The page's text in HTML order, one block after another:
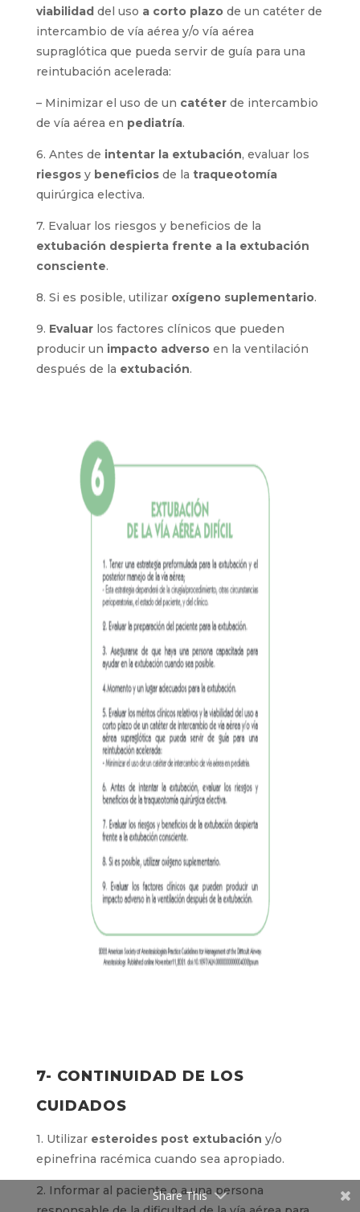
viabilidad del uso a corto plazode un catéter de
intercambio de vía aérea y/o vía aérea
supraglótica que pueda servir de guía para una
reintubación acelerada:
– Minimizar el uso de un catéter de intercambio
de vía aérea en pediatría.
6. Antes de intentar la extubación, evaluar los
riesgos y beneficios de la traqueotomía
quirúrgica electiva.
7. Evaluar los riesgos y beneficios de la
extubación despierta frente a la extubación
consciente.
8. Si es posible, utilizar oxígeno suplementario.
9. Evaluar los factores clínicos que pueden
producir un impacto adversoen la ventilación
después de la extubación.
7- CONTINUIDAD DE LOS
CUIDADOS
1. Utilizar esteroides post extubación y/o
epinefrina racémica cuando sea apropiado.
2. Informar al paciente o a una persona
Share This